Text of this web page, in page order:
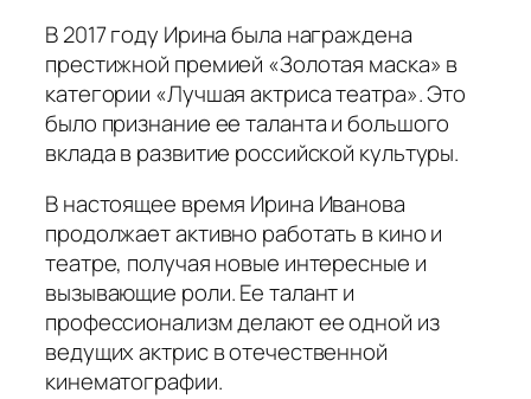
В 2017 году Ирина была награждена
престижной премией «Золотая маска» в
категории «Лучшая актриса театра». Это
было признание ее таланта и большого
вклада в развитие российской культуры.
В настоящее время Ирина Иванова
продолжает активно работать в кино и
театре, получая новые интересные и
вызывающие роли. Ее талант и
профессионализм делают ее одной из
ведущих актрис в отечественной
кинематографии.